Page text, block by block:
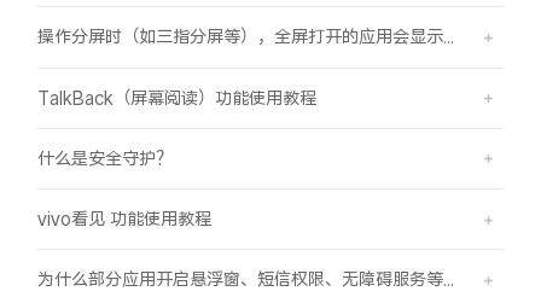
操作分屏时（如三指分屏等），全屏打开的应用会显示在屏幕顶部，之前是分半屏
TalkBack（屏幕阅读）功能使用教程
什么是安全守护？
vivo看见 功能使用教程
为什么部分应用开启悬浮窗、短信权限、无障碍服务等功能时会弹受限提示框？